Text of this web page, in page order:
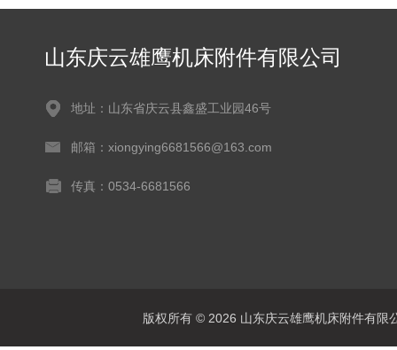
山东庆云雄鹰机床附件有限公司
地址：山东省庆云县鑫盛工业园46号
邮箱：xiongying6681566@163.com
传真：0534-6681566
版权所有 © 2026 山东庆云雄鹰机床附件有